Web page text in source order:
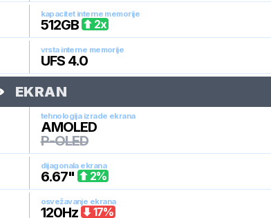
kapacitet interne memorije
512GB 2x
vrsta interne memorije
UFS 4.0
EKRAN
tehnologija izrade ekrana
AMOLED
P-OLED
dijagonala ekrana
6.67" 2%
osvežavanje ekrana
120Hz 17%